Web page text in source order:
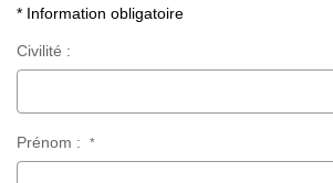
* Information obligatoire
Civilité :
Prénom : *